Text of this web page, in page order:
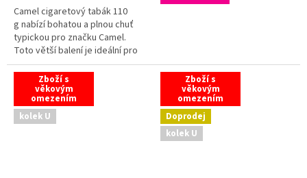
5
hvězdiček.
Camel cigaretový tabák 110
g nabízí bohatou a plnou chuť
typickou pro značku Camel.
Toto větší balení je ideální pro
kuřáky, kteří hledají kvalitní
tabák pro ruční balení...
Zboží s
věkovým
omezením
kolek U
Zboží s
věkovým
omezením
Doprodej
kolek U